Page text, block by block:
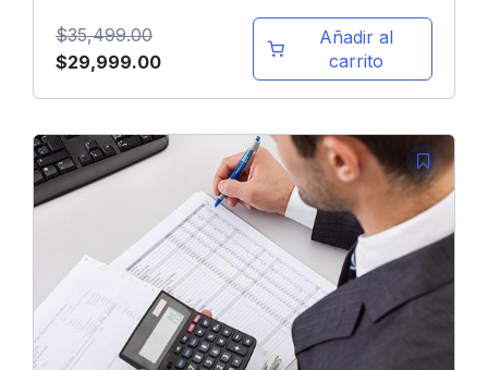
$35,499.00
El
era:
$35,499.00.
$29,999.00El
es:
$29,999.00.
Añadir al
carrito